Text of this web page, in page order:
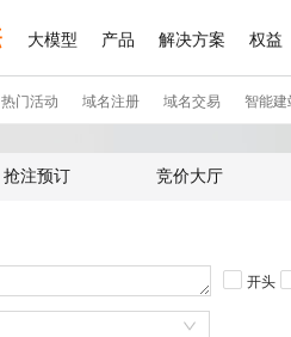
抢注预订 竞价大厅
开头